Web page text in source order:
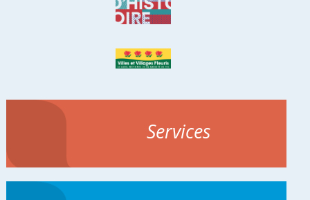
Services